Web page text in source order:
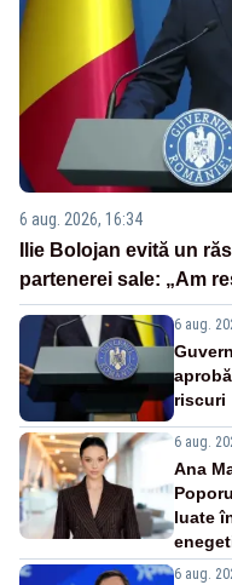
6 aug. 2026, 16:34
Ilie Bolojan evită un
partenerei sale: „Am
6 aug.
riscuri
6 aug.
Ana
luate
6 aug.